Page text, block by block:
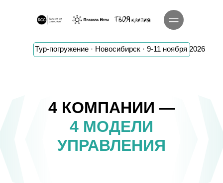
4 КОМПАНИИ —
4 МОДЕЛИ
УПРАВЛЕНИЯ
Тур-погружение · Новосибирск · 9-11 ноября 2026